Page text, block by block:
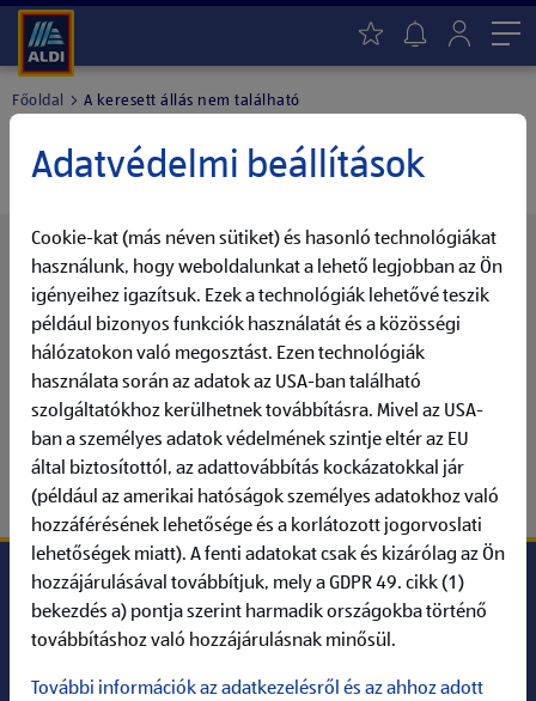
Főoldal A keresett állás nem található
A keresett állás nem található.
Mindig naprakészen - Aktiváld az ALDI Állásfigyelő
funkcióját
Érdekelned további pozícióink?
Válaszd ki a Számodra érdekes tevékenységi területet,
további álláslehetőségeket illetően.
Állásfigyelő
ALDI Karrier
Adatvédelmi beállítások
Cookie-kat (más néven sütiket) és hasonló technológiákat
használunk, hogy weboldalunkat a lehető legjobban az Ön
igényeihez igazítsuk. Ezek a technológiák lehetővé teszik
például bizonyos funkciók használatát és a közösségi
hálózatokon való megosztást. Ezen technológiák
használata során az adatok az USA-ban található
szolgáltatókhoz kerülhetnek továbbításra. Mivel az USA-
ban a személyes adatok védelmének szintje eltér az EU
által biztosítottól, az adattovábbítás kockázatokkal jár
(például az amerikai hatóságok személyes adatokhoz való
hozzáférésének lehetősége és a korlátozott jogorvoslati
lehetőségek miatt). A fenti adatokat csak és kizárólag az Ön
hozzájárulásával továbbítjuk, mely a GDPR 49. cikk (1)
bekezdés a) pontja szerint harmadik országokba történő
továbbításhoz való hozzájárulásnak minősül.
További információk az adatkezelésről és az ahhoz adott